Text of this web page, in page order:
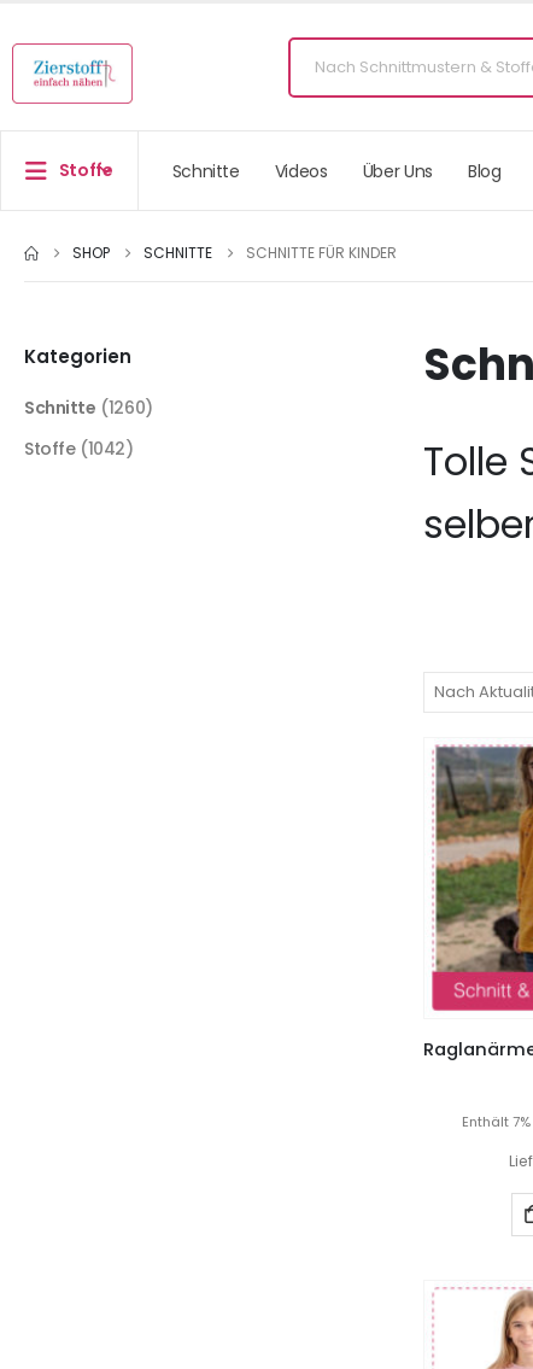
Stoffe Schnitte Videos Über Uns Blog
SHOP SCHNITTE SCHNITTE FÜR KINDER
Tolle
Enthält
Kategorien
Schnitte (1260)
Stoffe (1042)